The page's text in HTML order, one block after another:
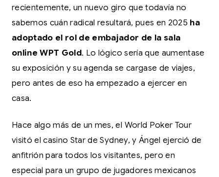
recientemente, un nuevo giro que todavía no
sabemos cuán radical resultará, pues en 2025 ha
adoptado el rol de embajador de la sala
online WPT Gold. Lo lógico sería que aumentase
su exposición y su agenda se cargase de viajes,
pero antes de eso ha empezado a ejercer en
casa.
Hace algo más de un mes, el World Poker Tour
visitó el casino Star de Sydney, y Ángel ejerció de
anfitrión para todos los visitantes, pero en
especial para un grupo de jugadores mexicanos